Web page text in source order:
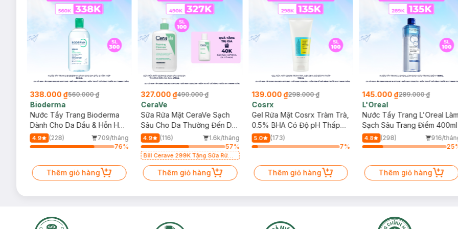
327.000 ₫490.000 ₫
CeraVe
Sữa Rửa Mặt CeraVe Sạch
Sâu Cho Da Thường Đến Da
Dầu 473ml
(116)
1.6k/tháng
57%
Mặt Cerave 30ml (SL có hạn)
Thêm giỏ hàng
139.000 ₫298.000 ₫
Cosrx
Gel Rửa Mặt Cosrx Tràm Trà,
0.5% BHA Có Độ pH Thấp
150ml
5.0
(173)
7%
Thêm giỏ hàng
145.000 ₫289.000 ₫
L'Oreal
Nước Tẩy Trang L'Oreal Làm
Sạch Sâu Trang Điểm 400ml
4.8 (298)
25%
Thêm giỏ hàng
243.000 ₫590.000 ₫
Cocoon
Combo 2 Nước Tẩy Trang Bí
Đao Cocoon Làm Sạch &
Giảm Dầu 500ml
(57)
1.6k/tháng
26%
Thêm giỏ hàng